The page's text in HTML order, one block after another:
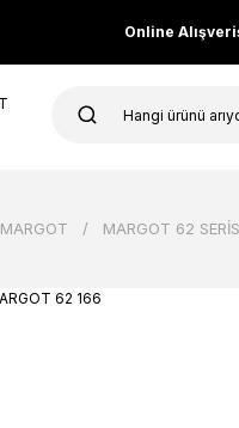
Online
MARGOT MARGOT 62